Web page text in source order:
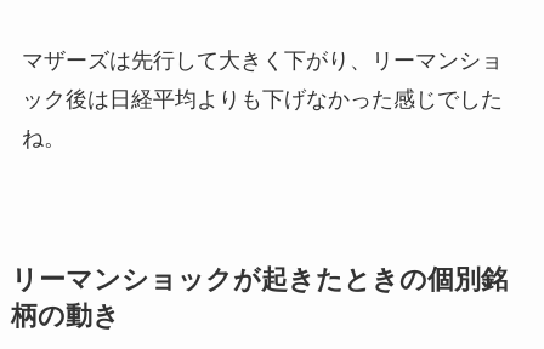
マザーズは先行して大きく下がり、リーマンショ
ック後は日経平均よりも下げなかった感じでした
ね。
リーマンショックが起きたときの個別銘
柄の動き